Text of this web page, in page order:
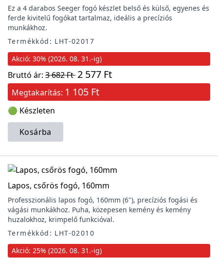
Ez a 4 darabos Seeger fogó készlet belső és külső, egyenes és
ferde kivitelű fogókat tartalmaz, ideális a precíziós
munkákhoz.
Termékkód: LHT-02017
Akció: 30% (2026. 08. 31.-ig)
Bruttó ár: 3 682 Ft 2 577 Ft
Megtakarítás: 1 105 Ft
🟢 Készleten
Kosárba
Lapos, csőrös fogó, 160mm
Professzionális lapos fogó, 160mm (6"), precíziós fogási és
vágási munkákhoz. Puha, közepesen kemény és kemény
huzalokhoz, krimpelő funkcióval.
Termékkód: LHT-02010
Akció: 25% (2026. 08. 31.-ig)